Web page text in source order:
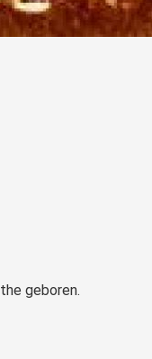
geboren.